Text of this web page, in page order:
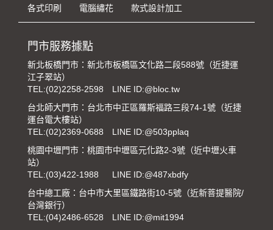
各式印刷 電腦繡花 款式設計加工
門市服務據點
新北板橋門市：新北市板橋區文化路二段588號（近捷運
江子翠站）
TEL:(02)2258-2598
LINE ID:@bloc.tw
台北師大門市：台北市中正區羅斯福路三段74-1號（近捷
運台電大樓站）
TEL:(02)2369-0688
LINE ID:@503pplaq
桃園中壢門市：桃園市中壢區元化路2-3號（近中壢火車
站）
TEL:(03)422-1988
LINE ID:@487xbdfy
台中總工廠：台中市大里區鐵路街10-5號（近新菩提醫院/
台灣銀行）
TEL:(04)2486-6528 LINE ID:@mit1994